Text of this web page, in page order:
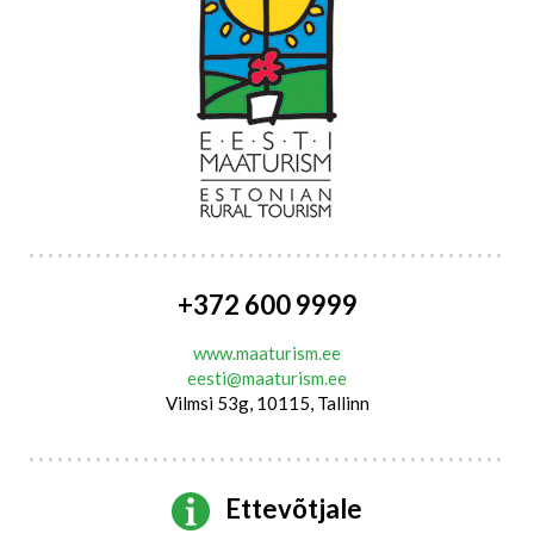
+372 600 9999
www.maaturism.ee
eesti@maaturism.ee
Vilmsi 53g, 10115, Tallinn
Ettevõtjale